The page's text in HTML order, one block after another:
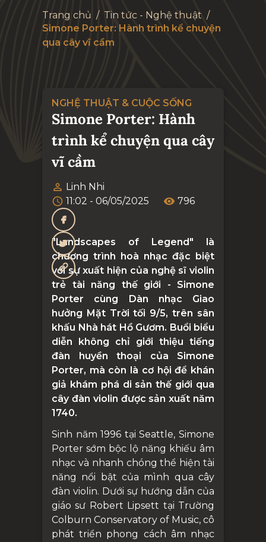
Trang chủ / Tin tức - Nghệ thuật /
Simone Porter: Hành trình kể chuyện
qua cây vĩ cầm
NGHỆ THUẬT & CUỘC SỐNG
Simone Porter: Hành
trình kể chuyện qua cây
vĩ cầm
Linh Nhi
11:02 - 06/05/2025
796
"Landscapes of Legend" là
chương trình hoà nhạc đặc biệt
với sự xuất hiện của nghệ sĩ violin
trẻ tài năng thế giới - Simone
Porter cùng Dàn nhạc Giao
hưởng Mặt Trời tối 9/5, trên sân
khấu Nhà hát Hồ Gươm. Buổi biểu
diễn không chỉ giới thiệu tiếng
đàn huyền thoại của Simone
Porter, mà còn là cơ hội để khán
giả khám phá di sản thế giới qua
cây đàn violin được sản xuất năm
1740.
Sinh năm 1996 tại Seattle, Simone
Porter sớm bộc lộ năng khiếu âm
nhạc và nhanh chóng thể hiện tài
năng nổi bật của mình qua cây
đàn violin. Dưới sự hướng dẫn của
giáo sư Robert Lipsett tại Trường
Colburn Conservatory of Music, cô
phát triển phong cách âm nhạc